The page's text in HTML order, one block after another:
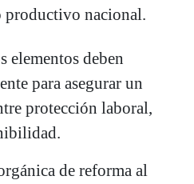
nacional.
elementos deben
para asegurar un
protección laboral,
de reforma al